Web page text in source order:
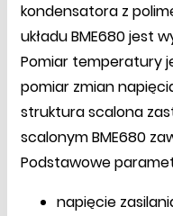
kondensatora z
układu BME680 jest
Pomiar temperatury
pomiar zmian
struktura scalona
scalonym BME680
Podstawowe
napięcie